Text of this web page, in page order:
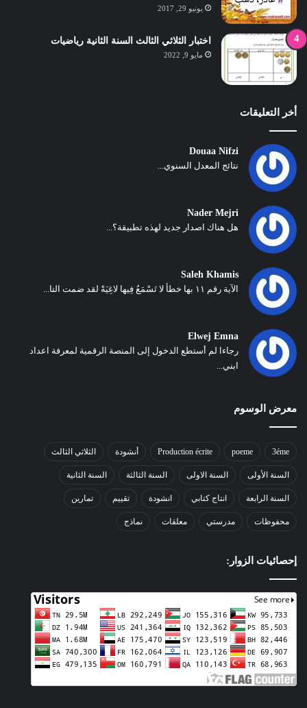
يونيو 29, 2017
اختبار الثلاثي الثالث السنة الثانية رياضيات
مايو 9, 2022
أخر التعليقات
Douaa Nifzi
نتائج المعدل السنوي...
Nader Mejri
هل هناك اصدار جديد لهذه تطبيقة؟...
Saleh Khamis
الآية رقم ١١ بها خطأ لا تَسْمَعُ فِيها لاغِيَةً لقد ضمت التا...
Elwej Emna
رجاءا لم أستطع الدخول إلى المنصة الرقمية لمعرفة اعداد
ابني...
معرض الوسوم
3éme
poeme
Production écrite أنشودة الثلاثي الثالث
السنة الأولى السنة الاولى السنة الثالثة السنة الثانية
السنة الرابعة انتاج كتابي انشودة تقييم تمارين
محفوظات مدرستي معلقات نماذج
إحصائيات الزوار: